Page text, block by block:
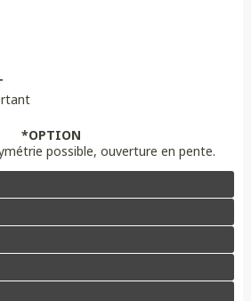
*OPTION
possible, ouverture en pente.